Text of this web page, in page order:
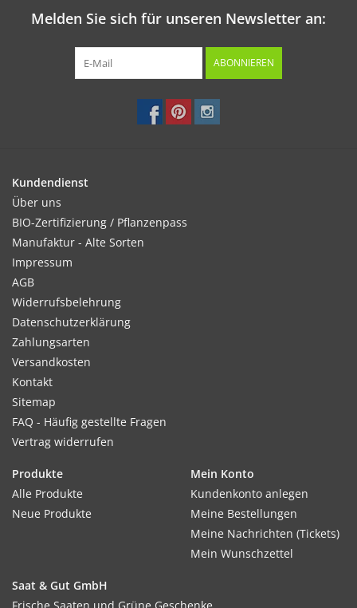
Melden Sie sich für unseren Newsletter an:
ABONNIEREN
Kundendienst
Über uns
BIO-Zertifizierung / Pflanzenpass
Manufaktur - Alte Sorten
Impressum
AGB
Widerrufsbelehrung
Datenschutzerklärung
Zahlungsarten
Versandkosten
Kontakt
Sitemap
FAQ - Häufig gestellte Fragen
Vertrag widerrufen
Produkte
Alle Produkte
Neue Produkte
Mein Konto
Kundenkonto anlegen
Meine Bestellungen
Meine Nachrichten (Tickets)
Mein Wunschzettel
Saat & Gut GmbH